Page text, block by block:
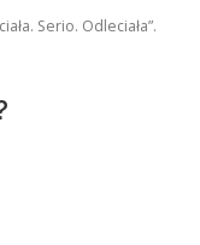
Serio. Odleciała”.